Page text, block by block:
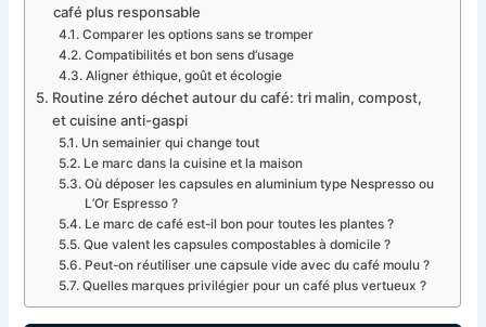
café plus responsable
Comparer les options sans se tromper
Compatibilités et bon sens d’usage
Aligner éthique, goût et écologie
Routine zéro déchet autour du café: tri malin, compost,
et cuisine anti-gaspi
Un semainier qui change tout
Le marc dans la cuisine et la maison
Où déposer les capsules en aluminium type Nespresso ou
L’Or Espresso ?
Le marc de café est-il bon pour toutes les plantes ?
Que valent les capsules compostables à domicile ?
Peut-on réutiliser une capsule vide avec du café moulu ?
Quelles marques privilégier pour un café plus vertueux ?